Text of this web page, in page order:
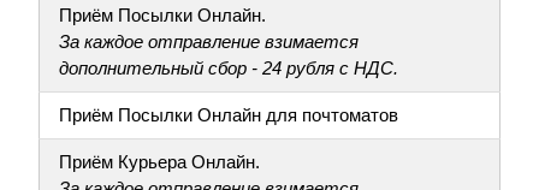
Приём Посылки Онлайн.
За каждое отправление взимается
дополнительный сбор - 24 рубля с НДС.
Приём Посылки Онлайн для почтоматов
Приём Курьера Онлайн.